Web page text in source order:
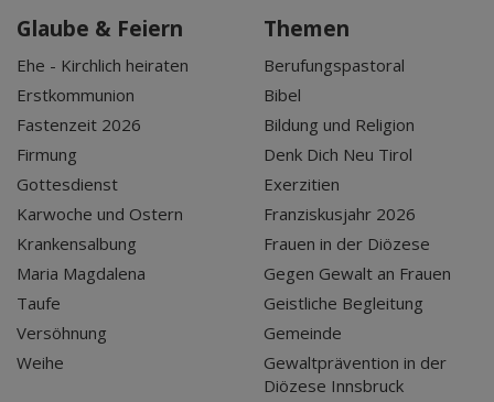
Glaube & Feiern
Ehe - Kirchlich heiraten
Erstkommunion
Fastenzeit 2026
Firmung
Gottesdienst
Karwoche und Ostern
Krankensalbung
Maria Magdalena
Taufe
Versöhnung
Weihe
Themen
Berufungspastoral
Bibel
Bildung und Religion
Denk Dich Neu Tirol
Exerzitien
Franziskusjahr 2026
Frauen in der Diözese
Gegen Gewalt an Frauen
Geistliche Begleitung
Gemeinde
Gewaltprävention in der
Diözese Innsbruck